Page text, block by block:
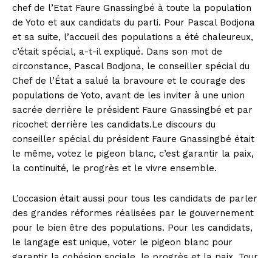
chef de l’Etat Faure Gnassingbé à toute la population
de Yoto et aux candidats du parti. Pour Pascal Bodjona
et sa suite, l’accueil des populations a été chaleureux,
c’était spécial, a-t-il expliqué. Dans son mot de
circonstance, Pascal Bodjona, le conseiller spécial du
Chef de l’État a salué la bravoure et le courage des
populations de Yoto, avant de les inviter à une union
sacrée derrière le président Faure Gnassingbé et par
ricochet derrière les candidats.Le discours du
conseiller spécial du président Faure Gnassingbé était
le même, votez le pigeon blanc, c’est garantir la paix,
la continuité, le progrès et le vivre ensemble.
L’occasion était aussi pour tous les candidats de parler
des grandes réformes réalisées par le gouvernement
pour le bien être des populations. Pour les candidats,
le langage est unique, voter le pigeon blanc pour